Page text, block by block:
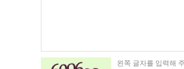
왼쪽 글자를 입력해